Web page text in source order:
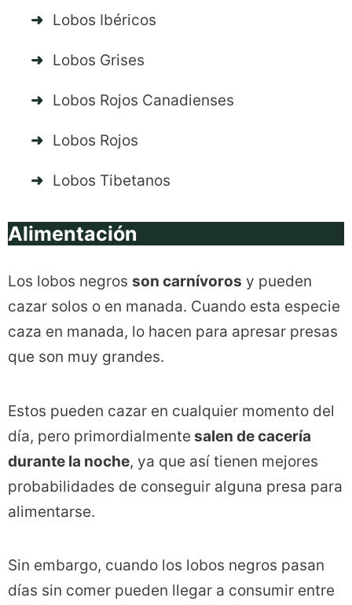
Lobos Ibéricos
Lobos Grises
Lobos Rojos Canadienses
Lobos Rojos
Lobos Tibetanos
Alimentación
Los lobos negros son carnívoros y pueden
cazar solos o en manada. Cuando esta especie
caza en manada, lo hacen para apresar presas
que son muy grandes.
Estos pueden cazar en cualquier momento del
día, pero primordialmente salen de cacería
durante la noche, ya que así tienen mejores
probabilidades de conseguir alguna presa para
alimentarse.
Sin embargo, cuando los lobos negros pasan
días sin comer pueden llegar a consumir entre